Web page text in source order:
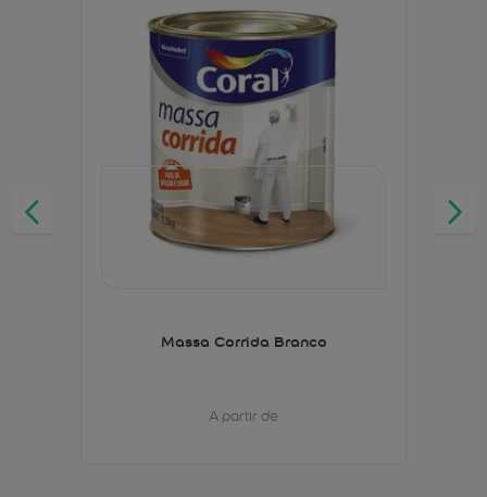
Massa Corrida Branco
A partir de